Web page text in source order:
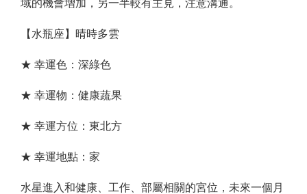
域的機會增加，另一半較有主見，注意溝通。
【水瓶座】晴時多雲
★ 幸運色：深綠色
★ 幸運物：健康蔬果
★ 幸運方位：東北方
★ 幸運地點：家
水星進入和健康、工作、部屬相關的宮位，未來一個月